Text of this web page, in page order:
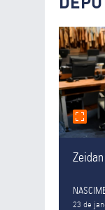
Zeidan
23 de